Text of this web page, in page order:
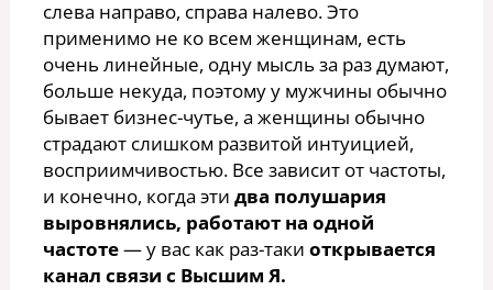
слева направо, справа налево. Это
применимо не ко всем женщинам, есть
очень линейные, одну мысль за раз думают,
больше некуда, поэтому у мужчины обычно
бывает бизнес-чутье, а женщины обычно
страдают слишком развитой интуицией,
восприимчивостью. Все зависит от частоты,
и конечно, когда эти два полушария
выровнялись, работают на одной
частоте— у вас как раз-таки открывается
канал связи с Высшим Я.